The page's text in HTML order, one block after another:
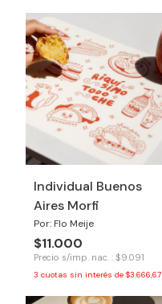
Individual Buenos
Aires Morfi
Por: Flo Meije
$11.000
Precio s/imp. nac. : $9.091
3 cuotas sin interés de $3.666,67